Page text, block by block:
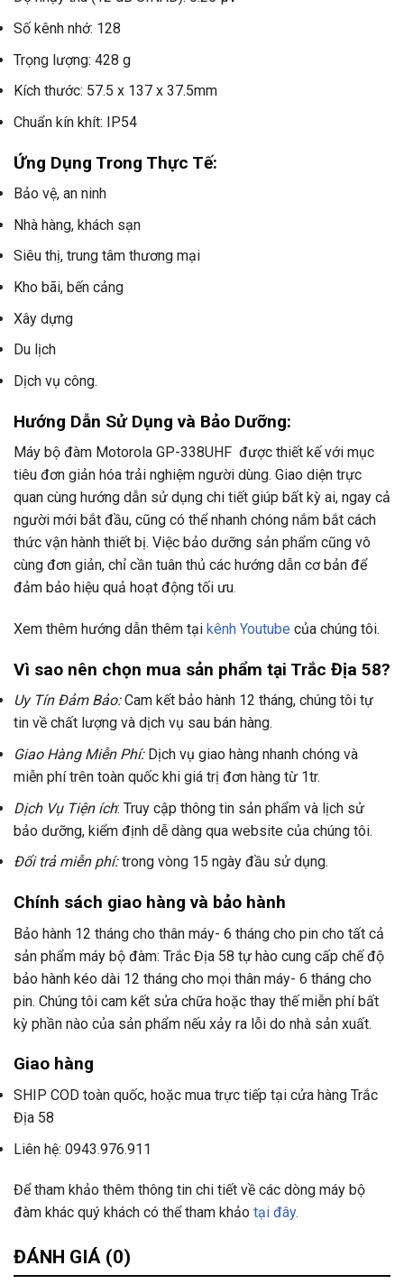
Số kênh nhớ: 128
Trọng lượng: 428 g
Kích thước: 57.5 x 137 x 37.5mm
Chuẩn kín khít: IP54
Ứng Dụng Trong Thực Tế:
Bảo vệ, an ninh
Nhà hàng, khách sạn
Siêu thị, trung tâm thương mại
Kho bãi, bến cảng
Xây dựng
Du lịch
Dịch vụ công.
Hướng Dẫn Sử Dụng và Bảo Dưỡng:
Máy bộ đàm Motorola GP-338UHF được thiết kế với mục
tiêu đơn giản hóa trải nghiệm người dùng. Giao diện trực
quan cùng hướng dẫn sử dụng chi tiết giúp bất kỳ ai, ngay cả
người mới bắt đầu, cũng có thể nhanh chóng nắm bắt cách
thức vận hành thiết bị. Việc bảo dưỡng sản phẩm cũng vô
cùng đơn giản, chỉ cần tuân thủ các hướng dẫn cơ bản để
đảm bảo hiệu quả hoạt động tối ưu.
Xem thêm hướng dẫn thêm tại kênh Youtube của chúng tôi.
Vì sao nên chọn mua sản phẩm tại Trắc Địa 58?
Uy Tín Đảm Bảo:Cam kết bảo hành 12 tháng, chúng tôi tự
tin về chất lượng và dịch vụ sau bán hàng.
Giao Hàng Miễn Phí: Dịch vụ giao hàng nhanh chóng và
miễn phí trên toàn quốc khi giá trị đơn hàng từ 1tr.
Dịch Vụ Tiện ích: Truy cập thông tin sản phẩm và lịch sử
bảo dưỡng, kiểm định dễ dàng qua website của chúng tôi.
Đổi trả miễn phí:trong vòng 15 ngày đầu sử dụng.
Chính sách giao hàng và bảo hành
Bảo hành 12 tháng cho thân máy- 6 tháng cho pin cho tất cả
sản phẩm máy bộ đàm: Trắc Địa 58 tự hào cung cấp chế độ
bảo hành kéo dài 12 tháng cho mọi thân máy- 6 tháng cho
pin. Chúng tôi cam kết sửa chữa hoặc thay thế miễn phí bất
kỳ phần nào của sản phẩm nếu xảy ra lỗi do nhà sản xuất.
Giao hàng
SHIP COD toàn quốc, hoặc mua trực tiếp tại cửa hàng Trắc
Địa 58
Liên hệ: 0943.976.911
Để tham khảo thêm thông tin chi tiết về các dòng máy bộ
đàm khác quý khách có thể tham khảo tại đây.
ĐÁNH GIÁ (0)